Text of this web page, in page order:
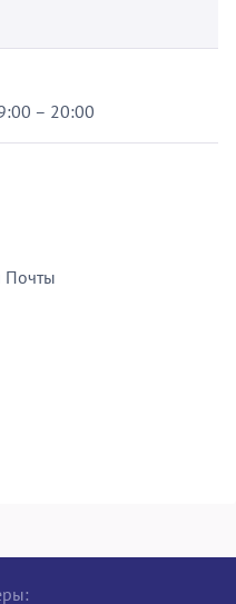
– 20:00
Почты